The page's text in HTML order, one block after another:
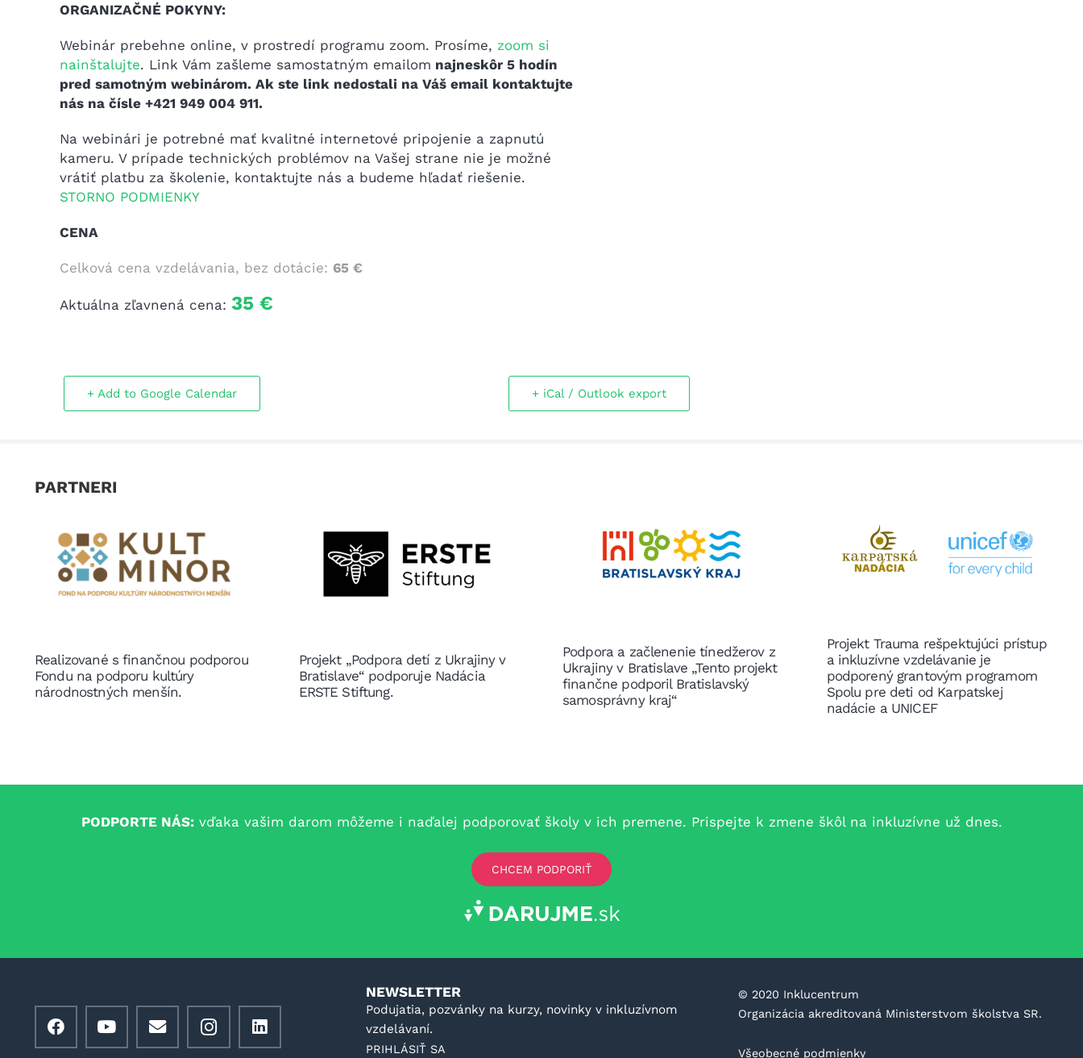
ORGANIZAČNÉ POKYNY:
Webinár prebehne online, v prostredí programu zoom. Prosíme, zoom si
nainštalujte. Link Vám zašleme samostatným emailom najneskôr 5 hodín
pred samotným webinárom. Ak ste link nedostali na Váš email kontaktujte
nás na čísle +421 949 004 911.
Na webinári je potrebné mať kvalitné internetové pripojenie a zapnutú
kameru. V prípade technických problémov na Vašej strane nie je možné
vrátiť platbu za školenie, kontaktujte nás a budeme hľadať riešenie.
STORNO PODMIENKY
CENA
Celková cena vzdelávania, bez dotácie: 65 €
Aktuálna zľavnená cena: 35 €
+ Add to Google Calendar + iCal / Outlook export
PARTNERI
Realizované s finančnou podporou
Fondu na podporu kultúry
národnostných menšín.
Projekt „Podpora detí z Ukrajiny v
Bratislave“ podporuje Nadácia
ERSTE Stiftung.
Podpora a začlenenie tínedžerov z
Ukrajiny v Bratislave „Tento projekt
finančne podporil Bratislavský
samosprávny kraj“
Projekt Trauma rešpektujúci prístup
a inkluzívne vzdelávanie je
podporený grantovým programom
Spolu pre deti od Karpatskej
nadácie a UNICEF
PODPORTE NÁS:vďaka vašim darom môžeme i naďalej podporovať školy v ich premene. Prispejte k zmene škôl na inkluzívne už dnes.
CHCEM PODPORIŤ
NEWSLETTER
Podujatia, pozvánky na kurzy, novinky v inkluzívnom
vzdelávaní.
PRIHLÁSIŤ SA
©️ 2020 Inklucentrum
Organizácia akreditovaná Ministerstvom školstva SR.
Všeobecné podmienky